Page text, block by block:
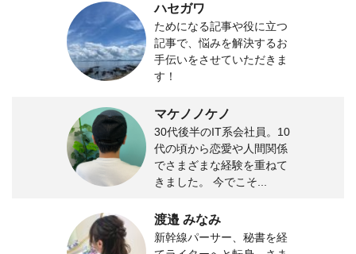
ハセガワ
ためになる記事や役に立つ
記事で、悩みを解決するお
手伝いをさせていただきま
す！
マケノノケノ
30代後半のIT系会社員。10
代の頃から恋愛や人間関係
でさまざまな経験を重ねて
きました。 今でこそ...
渡邉 みなみ
新幹線パーサー、秘書を経